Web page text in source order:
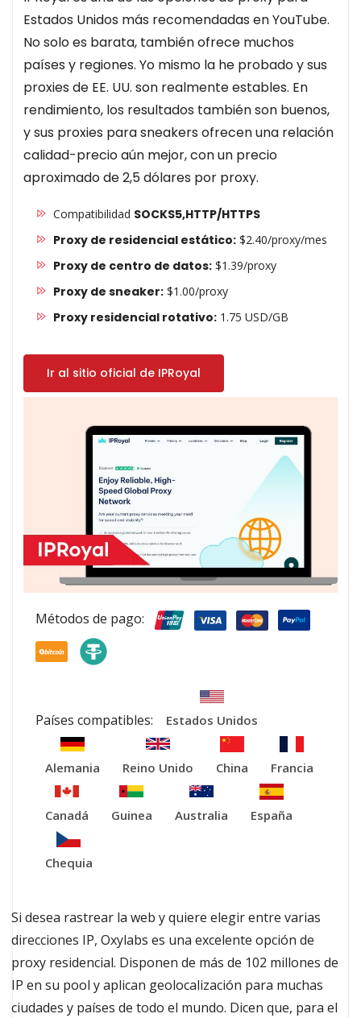
Estados Unidos más recomendadas en YouTube.
No solo es barata, también ofrece muchos
países y regiones. Yo mismo la he probado y sus
proxies de EE. UU. son realmente estables. En
rendimiento, los resultados también son buenos,
y sus proxies para sneakers ofrecen una relación
calidad-precio aún mejor, con un precio
aproximado de 2,5 dólares por proxy.
Compatibilidad SOCKS5,HTTP/HTTPS
Proxy de residencial estático:$2.40/proxy/mes
Proxy de centro de datos:$1.39/proxy
Proxy de sneaker:$1.00/proxy
Proxy residencial rotativo:1.75 USD/GB
Ir al sitio oficial de IPRoyal
Métodos de pago:
Países compatibles: Estados Unidos
Alemania Reino Unido China Francia
Canadá Guinea Australia España
Chequia
Si desea rastrear la web y quiere elegir entre varias
direcciones IP, Oxylabs es una excelente opción de
proxy residencial. Disponen de más de 102 millones de
IP en su pool y aplican geolocalización para muchas
ciudades y países de todo el mundo. Dicen que, para el